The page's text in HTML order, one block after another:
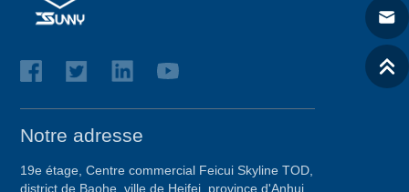
Notre adresse
19e étage, Centre commercial Feicui Skyline TOD,
district de Baohe, ville de Heifei, province d'Anhui,